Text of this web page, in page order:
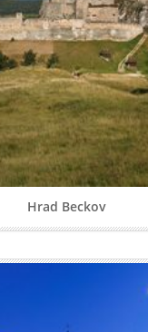
Hrad Beckov